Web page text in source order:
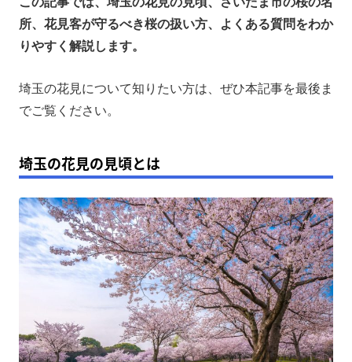
所、花見客が守るべき桜の扱い方、よくある質問をわか
りやすく解説します。
埼玉の花見について知りたい方は、ぜひ本記事を最後ま
でご覧ください。
埼玉の花見の見頃とは